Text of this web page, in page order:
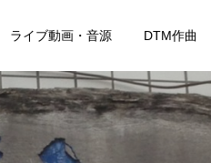
ライブ動画・音源 DTM作曲